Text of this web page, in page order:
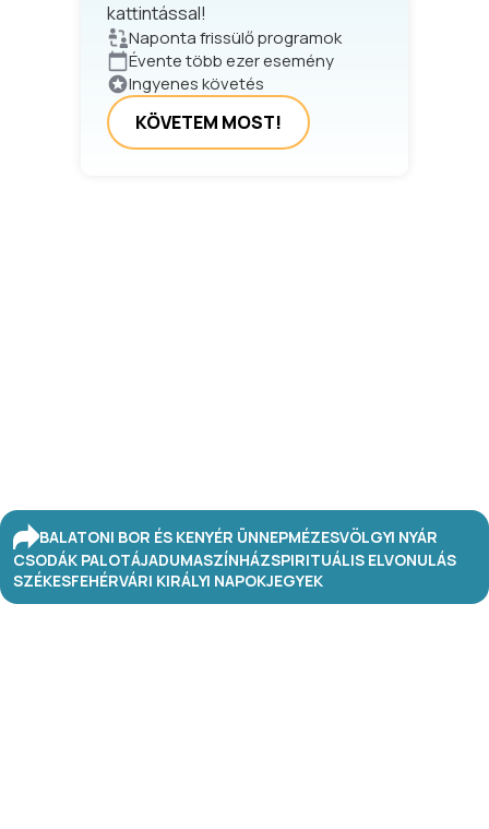
kattintással!
Naponta frissülő programok
Évente több ezer esemény
Ingyenes követés
KÖVETEM MOST!
BALATONI BOR ÉS KENYÉR ÜNNEPMÉZESVÖLGYI NYÁR
CSODÁK PALOTÁJADUMASZÍNHÁZSPIRITUÁLIS ELVONULÁS
SZÉKESFEHÉRVÁRI KIRÁLYI NAPOKJEGYEK